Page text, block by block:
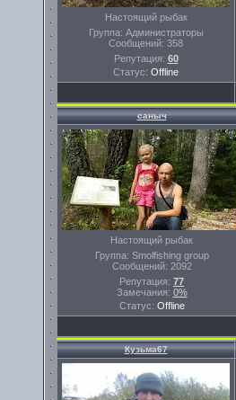
Настоящий рыбак
Группа: Администраторы
Сообщений: 358
Репутация: 60
Статус: Offline
саныч
Настоящий рыбак
Группа: Smolfishing group
Сообщений: 2092
Репутация: 77
Замечания: 0%
Статус: Offline
Кузьма67